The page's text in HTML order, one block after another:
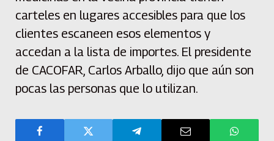
carteles en lugares accesibles para que los
clientes escaneen esos elementos y
accedan a la lista de importes. El presidente
de CACOFAR, Carlos Arballo, dijo que aún son
pocas las personas que lo utilizan.